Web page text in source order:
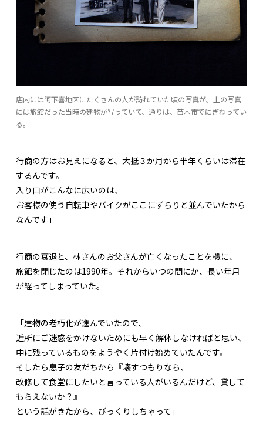
店内には阿下喜地区にたくさんの人が訪れていた頃の写真が。上の写真
には旅館だった当時の建物が写っていて、通りは、苗木市でにぎわってい
る。
行商の方はお見えになると、大抵３か月から半年くらいは滞在
するんです。
入り口がこんなに広いのは、
お客様の使う自転車やバイクがここにずらりと並んでいたから
なんです」
行商の衰退と、林さんのお父さんが亡くなったことを機に、
旅館を閉じたのは1990年。それからいつの間にか、長い年月
が経ってしまっていた。
「建物の老朽化が進んでいたので、
近所にご迷惑をかけないためにも早く解体しなければと思い、
中に残っているものをようやく片付け始めていたんです。
そしたら息子の友だちから『壊すつもりなら、
改修して食堂にしたいと言っている人がいるんだけど、貸して
もらえないか？』
という話がきたから、びっくりしちゃって」